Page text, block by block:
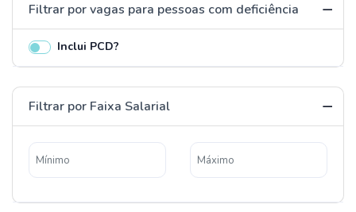
Filtrar por vagas para pessoas com deficiência
Inclui PCD?
Filtrar por Faixa Salarial